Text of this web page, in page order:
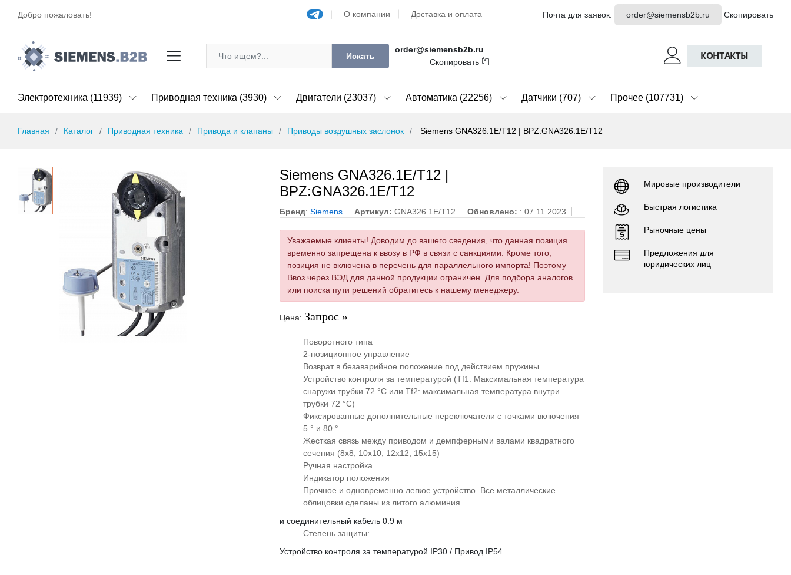
Добро пожаловать! О компании Доставка и оплата Почта для заявок: order@siemensb2b.ru Скопировать
Искать
order@siemensb2b.ru
Скопировать
КОНТАКТЫ
Электротехника (11939) Приводная техника (3930) Двигатели (23037) Автоматика (22256) Датчики (707) Прочее (107731)
Главная Каталог Приводная техника Привода и клапаны Приводы воздушных заслонок Siemens GNA326.1E/T12 | BPZ:GNA326.1E/T12
Siemens GNA326.1E/T12 |
BPZ:GNA326.1E/T12
Бренд: Siemens Артикул: GNA326.1E/T12 Обновлено: : 07.11.2023
Уважаемые клиенты! Доводим до вашего сведения, что данная позиция
временно запрещена к ввозу в РФ в связи с санкциями. Кроме того,
позиция не включена в перечень для параллельного импорта! Поэтому
Ввоз через ВЭД для данной продукции ограничен. Для подбора аналогов
или поиска пути решений обратитесь к нашему менеджеру.
Цена: Запрос »
Поворотного типа
2-позиционное управление
Возврат в безаварийное положение под действием пружины
Устройство контроля за температурой (Tf1: Максимальная температура
снаружи трубки 72 °C или Tf2: максимальная температура внутри
трубки 72 °C)
Фиксированные дополнительные переключатели с точками включения
5 ° и 80 °
Жесткая связь между приводом и демпферными валами квадратного
сечения (8x8, 10x10, 12x12, 15x15)
Ручная настройка
Индикатор положения
Прочное и одновременно легкое устройство. Все металлические
облицовки сделаны из литого алюминия
и соединительный кабель 0.9 м
Степень защиты:
Устройство контроля за температурой IP30 / Привод IP54
Мировые производители
Быстрая логистика
Рыночные цены
Предложения для
юридических лиц